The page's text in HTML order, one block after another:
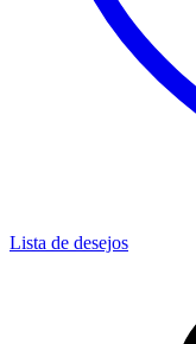
Lista de desejos